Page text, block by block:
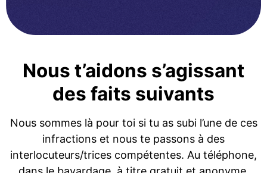
Nous t’aidons s’agissant
des faits suivants
Nous sommes là pour toi si tu as subi l’une de ces
infractions et nous te passons à des
interlocuteurs/trices compétentes. Au téléphone,